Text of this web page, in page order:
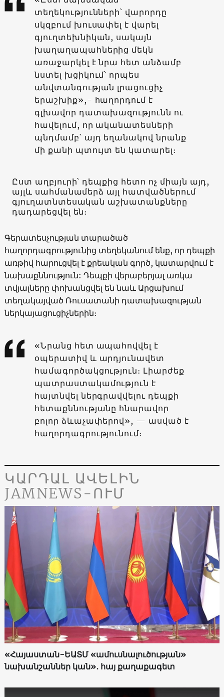
տեղեկությունների՝ վարորդը
սկզբում խուսափել է վարել
գյուղտեխնիկան, սակայն
խաղաղապահներից մեկն
առաջարկել է նրա հետ անձամբ
նստել խցիկում՝ որպես
անվտանգության լրացուցիչ
երաշխիք»,- հաղորդում է
գլխավոր դատախազությունն ու
հավելում, որ ականատեսների
պնդմամբ՝ այդ եղանակով նրանք
մի քանի պտույտ են կատարել։
Ըստ աղբյուրի՝ դեպքից հետո ոչ միայն այդ,
այլև սահմանամերձ այլ հատվածներում
գյուղատնտեսական աշխատանքները
դադարեցվել են։
Գերատեսչության տարածած
հաղորդագրությունից տեղեկանում ենք, որ դեպքի
առթիվ հարուցվել է քրեական գործ, կատարվում է
նախաքննություն: Դեպքի վերաբերյալ առկա
տվյալները փոխանցվել են նաև Արցախում
տեղակայված Ռուսատանի դատախազության
ներկայացուցիչներին։
«Նրանց հետ ապահովվել է
օպերատիվ և արդյունավետ
համագործակցություն։ Լիարժեք
պատրաստակամություն է
հայտնվել ներգրավվելու դեպքի
հետաքննությանը հնարավոր
բոլոր ձևաչափերով», — ասված է
հաղորդագրությունում։
ԿԱՐԴԱԼ ԱՎԵԼԻՆ
JAMNEWS-ՈՒՄ
«Հայաստան-ԵԱՏՄ «ամուսնալուծության»
նախանշաններ կան»․ հայ քաղաքագետ